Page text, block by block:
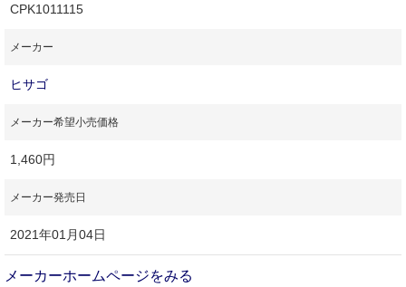
CPK1011115
メーカー
ヒサゴ
メーカー希望小売価格
1,460円
メーカー発売日
2021年01月04日
メーカーホームページをみる